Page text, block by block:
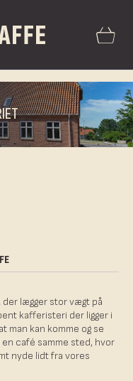
lægger stor vægt på
kafferisteri der ligger i
man kan komme og se
café samme sted, hvor
nyde lidt fra vores